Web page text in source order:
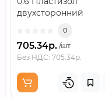
двухсторонний
0
705.34р. /шт
Без НДС: 705.34р.